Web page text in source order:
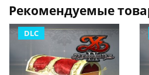
Рекомендуемые
DLC